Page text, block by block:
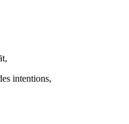
intentions,